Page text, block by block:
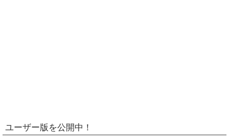
ユーザー版を公開中！